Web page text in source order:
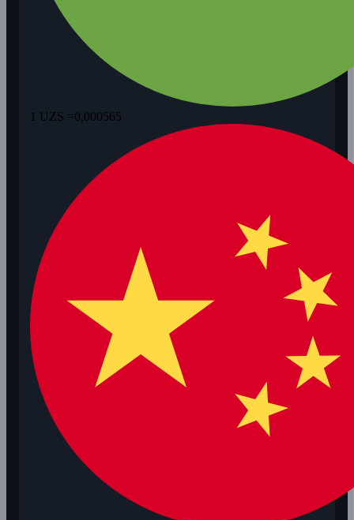
1 UZS =0,000565